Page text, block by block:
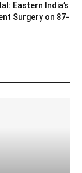
Eastern India’s
Surgery on 87-